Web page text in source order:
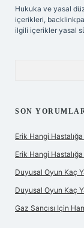
Hukuka ve yasal
içerikleri,
ilgili içerikler yasal
SON
Erik Hangi
Erik Hangi
Duyusal Oyun Kaç
Duyusal Oyun Kaç
Gaz Sancısı Için